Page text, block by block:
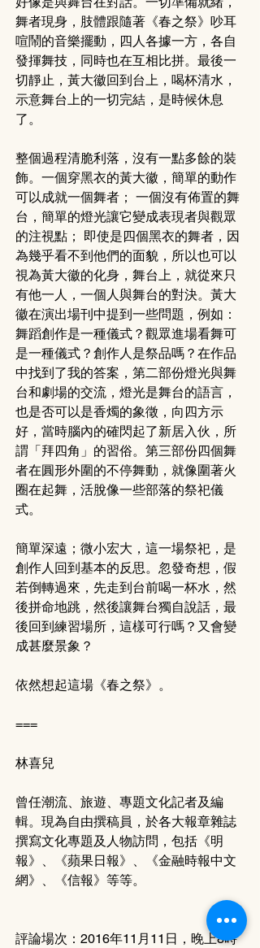
舞者現身，肢體跟隨著《春之祭》吵耳
喧鬧的音樂擺動，四人各據一方，各自
發揮舞技，同時也在互相比拼。最後一
切靜止，黃大徽回到台上，喝杯清水，
示意舞台上的一切完結，是時候休息
了。
整個過程清脆利落，沒有一點多餘的裝
飾。一個穿黑衣的黃大徽，簡單的動作
可以成就一個舞者； 一個沒有佈置的舞
台，簡單的燈光讓它變成表現者與觀眾
的注視點； 即使是四個黑衣的舞者，因
為幾乎看不到他們的面貌，所以也可以
視為黃大徽的化身，舞台上，就從來只
有他一人，一個人與舞台的對決。黃大
徽在演出場刊中提到一些問題，例如：
舞蹈創作是一種儀式？觀眾進場看舞可
是一種儀式？創作人是祭品嗎？在作品
中找到了我的答案，第二部份燈光與舞
台和劇場的交流，燈光是舞台的語言，
也是否可以是香燭的象徵，向四方示
好，當時腦內的確閃起了新居入伙，所
謂「拜四角」的習俗。第三部份四個舞
者在圓形外圍的不停舞動，就像圍著火
圈在起舞，活脫像一些部落的祭祀儀
式。
簡單深遠；微小宏大，這一場祭祀，是
創作人回到基本的反思。忽發奇想，假
若倒轉過來，先走到台前喝一杯水，然
後拼命地跳，然後讓舞台獨自說話，最
後回到練習場所，這樣可行嗎？又會變
成甚麼景象？
依然想起這場《春之祭》。
===
林喜兒
曾任潮流、旅遊、專題文化記者及編
輯。現為自由撰稿員，於各大報章雜誌
撰寫文化專題及人物訪問，包括《明
報》、《蘋果日報》、《金融時報中文
網》、《信報》等等。
評論場次：2016年11月11日，晚上8時